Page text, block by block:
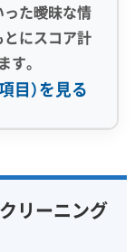
た曖昧な情
にスコア計
。
目）を見る
以上
リーニング